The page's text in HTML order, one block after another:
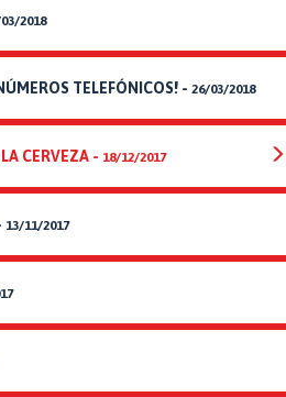
2018
TELEFÓNICOS! - 26/03/2018
CERVEZA - 18/12/2017
13/11/2017